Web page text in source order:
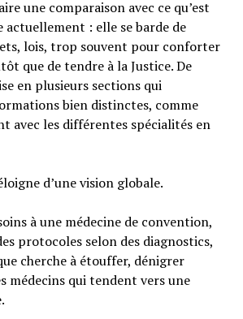
une comparaison avec ce qu’est
actuellement : elle se barde de
lois, trop souvent pour conforter
que de tendre à la Justice. De
en plusieurs sections qui
bien distinctes, comme
avec les différentes spécialités en
d’une vision globale.
à une médecine de convention,
protocoles selon des diagnostics,
cherche à étouffer, dénigrer
médecins qui tendent vers une